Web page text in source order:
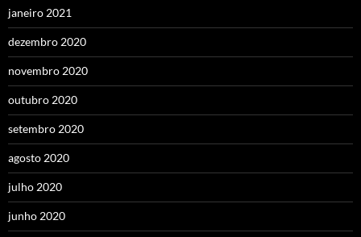
janeiro 2021
dezembro 2020
novembro 2020
outubro 2020
setembro 2020
agosto 2020
julho 2020
junho 2020